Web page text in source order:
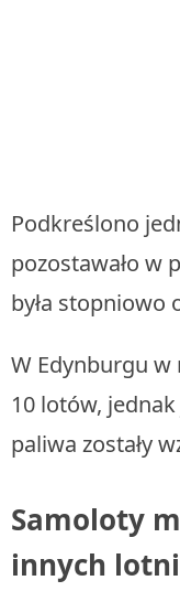
Podkreślono
pozostawało w
była stopniowo
W Edynburgu w
10 lotów,
paliwa zostały
Samoloty
innych